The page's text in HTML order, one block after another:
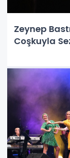
Zeynep
Coşkuyla